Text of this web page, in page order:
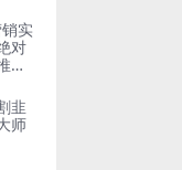
实
对
广
韭
师